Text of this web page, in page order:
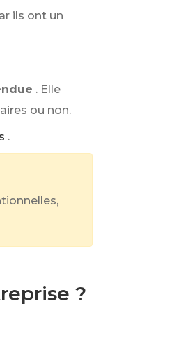
ils ont un
. Elle
ou non.
.
?